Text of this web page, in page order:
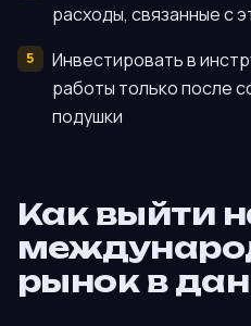
расходы, связанные с
Инвестировать в
работы только после
подушки
Как выйти
рынок в